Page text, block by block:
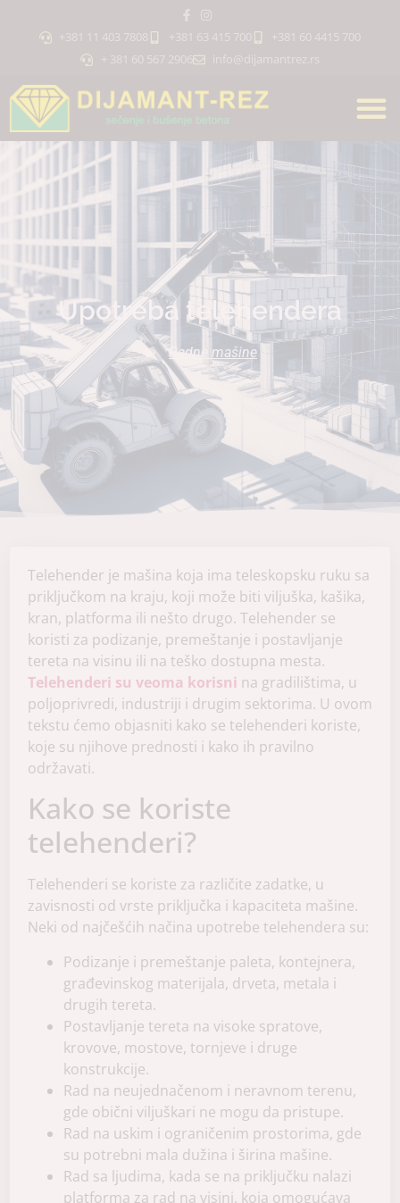
+381 11 403 7808 +381 63 415 700
+381 60 4415 700
+ 381 60 567 2906
info@dijamantrez.rs
Upotreba telehendera
Radne mašine
Telehender je mašina koja ima teleskopsku ruku sa
priključkom na kraju, koji može biti viljuška, kašika,
kran, platforma ili nešto drugo. Telehender se
koristi za podizanje, premeštanje i postavljanje
tereta na visinu ili na teško dostupna mesta.
Telehenderi su veoma korisni na gradilištima, u
poljoprivredi, industriji i drugim sektorima. U ovom
tekstu ćemo objasniti kako se telehenderi koriste,
koje su njihove prednosti i kako ih pravilno
održavati.
Kako se koriste
telehenderi?
Telehenderi se koriste za različite zadatke, u
zavisnosti od vrste priključka i kapaciteta mašine.
Neki od najčešćih načina upotrebe telehendera su:
Podizanje i premeštanje paleta, kontejnera,
građevinskog materijala, drveta, metala i
drugih tereta.
Postavljanje tereta na visoke spratove,
krovove, mostove, tornjeve i druge
konstrukcije.
Rad na neujednačenom i neravnom terenu,
gde obični viljuškari ne mogu da pristupe.
Rad na uskim i ograničenim prostorima, gde
su potrebni mala dužina i širina mašine.
Rad sa ljudima, kada se na priključku nalazi
platforma za rad na visini, koja omogućava